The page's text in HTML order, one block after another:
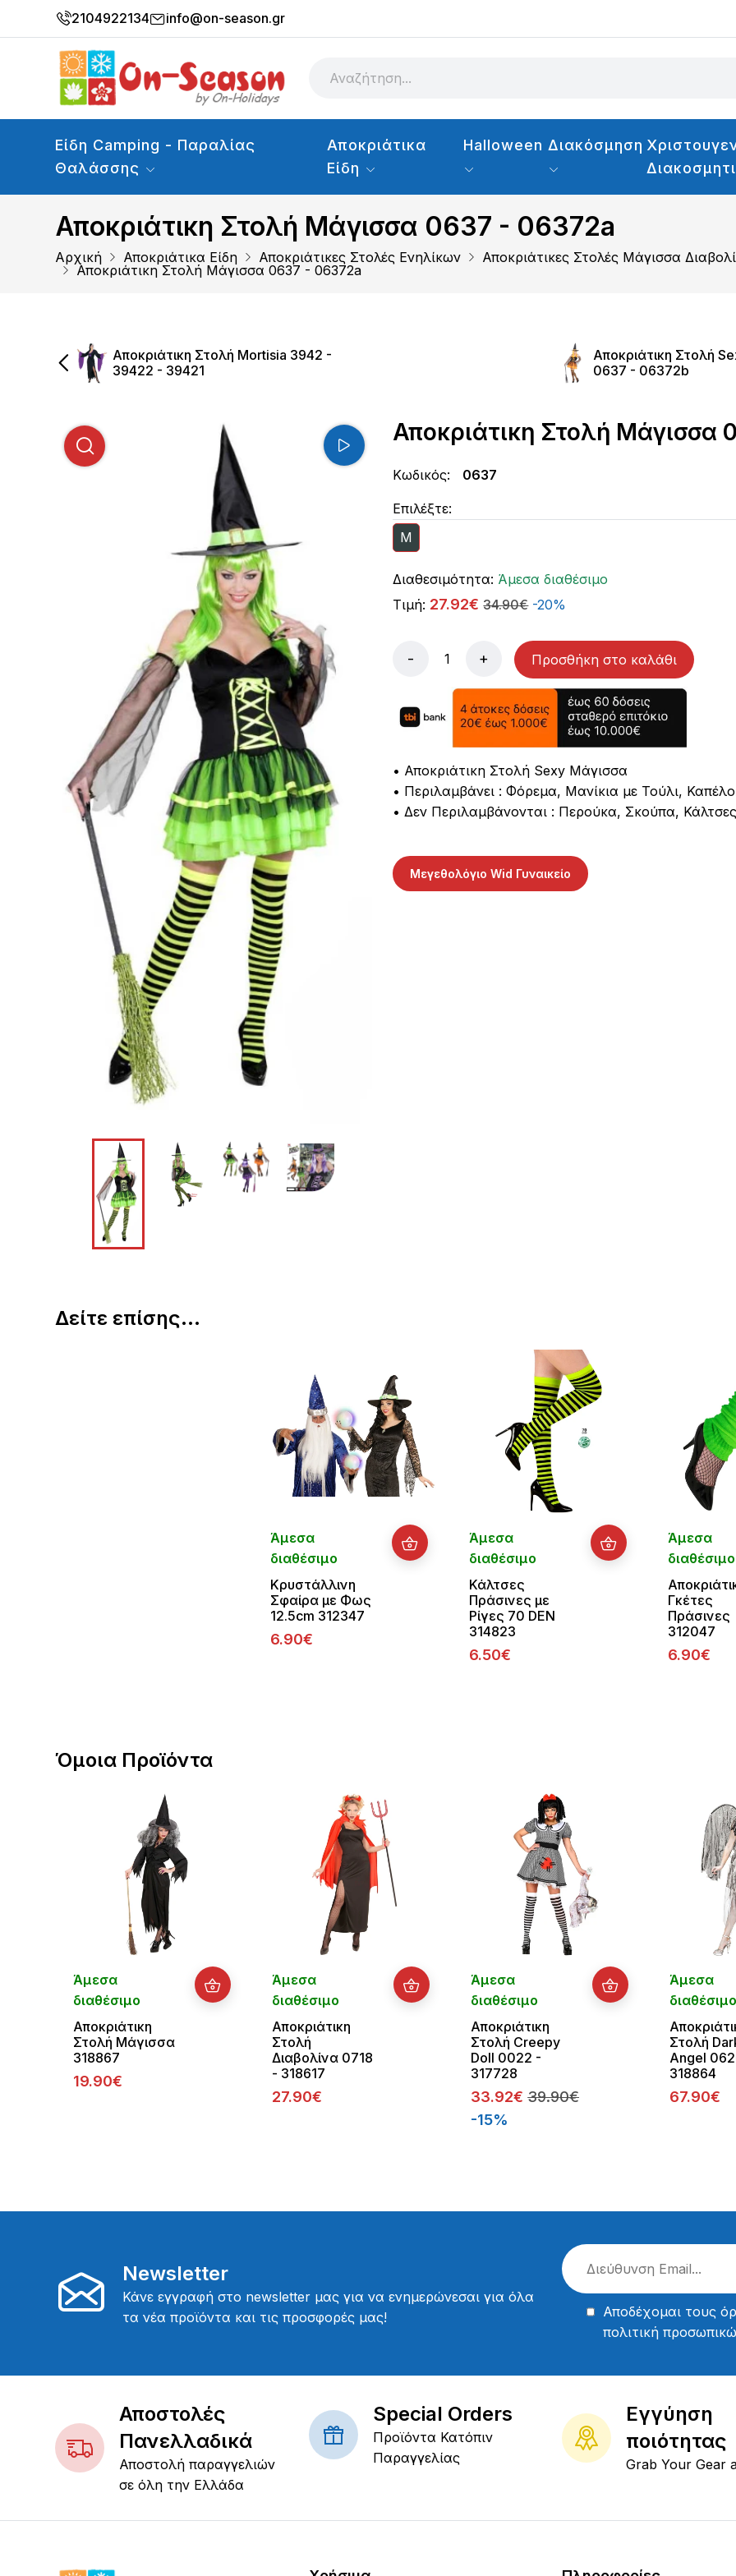
2104922134 info@on-season.gr
Είδη Camping - Παραλίας
Θαλάσσης
Αποκριάτικα
Είδη
Halloween Διακόσμηση
Αποκριάτικη Στολή Μάγισσα 0637 - 06372a
Αρχική Αποκριάτικα Είδη Αποκριάτικες Στολές Ενηλίκων
Αποκριάτικες Στολές Μάγισσα
Αποκριάτικη Στολή Μάγισσα 0637 - 06372a
Αποκριάτικη Στολή Mortisia 3942 -
39422 - 39421
Αποκριάτικη Στολή
0637 - 06372b
Αποκριάτικη Στολή Μάγισσα
Κωδικός: 0637
Επιλέξτε:
M
Διαθεσιμότητα: Άμεσα διαθέσιμο
Τιμή: 27.92€ 34.90€ -20%
- + Προσθήκη στο καλάθι
• Αποκριάτικη Στολή Sexy Μάγισσα
• Περιλαμβάνει : Φόρεμα, Μανίκια με Τούλι,
• Δεν Περιλαμβάνονται : Περούκα, Σκούπα, Κάλτσες
Μεγεθολόγιο Wid Γυναικείο
Δείτε επίσης...
Άμεσα
διαθέσιμο
Κρυστάλλινη
Σφαίρα με Φως
12.5cm 312347
6.90€
Άμεσα
διαθέσιμο
Κάλτσες
Πράσινες με
Ρίγες 70 DEN
314823
6.50€
Άμεσα
διαθέσιμο
Γκέτες
Πράσινες
312047
6.90€
Όμοια Προϊόντα
Άμεσα
διαθέσιμο
Αποκριάτικη
Στολή Μάγισσα
318867
19.90€
Άμεσα
διαθέσιμο
Αποκριάτικη
Στολή
Διαβολίνα 0718
- 318617
27.90€
Άμεσα
διαθέσιμο
Αποκριάτικη
Στολή Creepy
Doll 0022 -
317728
33.92€ 39.90€
-15%
Άμεσα
διαθέσιμο
Στολή
Angel
318864
67.90€
Newsletter
Κάνε εγγραφή στο newsletter μας για να ενημερώνεσαι για όλα
τα νέα προϊόντα και τις προσφορές μας!
Αποδέχομαι τους
πολιτική
Αποστολές
Πανελλαδικά
Αποστολή παραγγελιών
σε όλη την Ελλάδα
Special Orders
Προϊόντα Κατόπιν
Παραγγελίας
Εγγύηση
ποιότητας
Grab Your Gear